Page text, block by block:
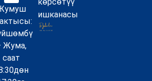
Жума,
саат
ишканасы